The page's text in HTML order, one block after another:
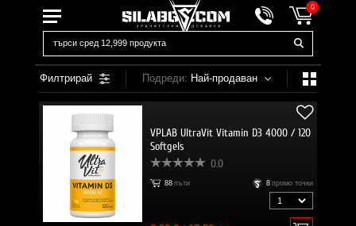
0
Филтрирай Подреди: Най-продаван
VPLAB UltraVit Vitamin D3 4000 / 120
Softgels
0.0
88 пъти 8 промо точки